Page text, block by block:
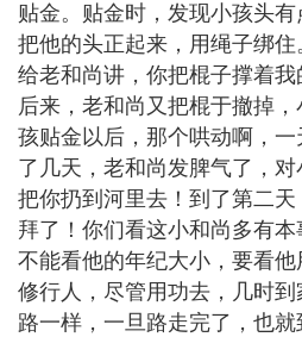
贴金。贴金时，发现小孩头
把他的头正起来，用绳子绑
给老和尚讲，你把棍子撑着我
后来，老和尚又把棍于撤掉
孩贴金以后，那个哄动啊，
了几天，老和尚发脾气了，对
把你扔到河里去！到了第二
拜了！你们看这小和尚多有本
不能看他的年纪大小，要看
修行人，尽管用功去，几时
路一样，一旦路走完了，也就